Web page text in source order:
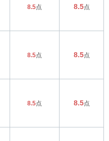
8.5点 8.5点
8.5点 8.5点
8.5点 8.5点